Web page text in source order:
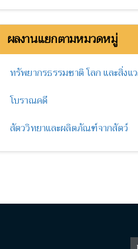
ผลงานแยกตามหมวดหมู่
โบราณคดี
สัตววิทยาและผลิตภัณฑ์จากสัตว์